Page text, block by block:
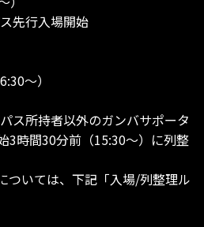
先行入場開始
～）
ス所持者以外のガンバサポータ
3時間30分前（15:30～）に列整
ついては、下記「入場/列整理ル